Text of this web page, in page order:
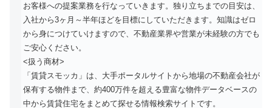
お客様への提案業務を行なっていきます。独り立ちまでの目安は、
入社から3ヶ月～半年ほどを目標にしていただきます。知識はゼロ
から身につけていけますので、不動産業界や営業が未経験の方でも
ご安心ください。
<扱う商材>
「賃貸スモッカ」は、大手ポータルサイトから地場の不動産会社が
保有する物件まで、約400万件を超える豊富な物件データベースの
中から賃貸住宅をまとめて探せる情報検索サイトです。